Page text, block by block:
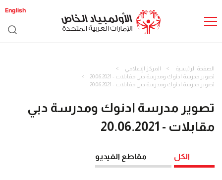
English
الصفحة الرئيسية
المركز الإعلامي
تصوير مدرسة ادنوك ومدرسة دبي مقابلات - 20.06.2021
تصوير مدرسة ادنوك ومدرسة دبي مقابلات - 20.06.2021
تصوير مدرسة ادنوك ومدرسة دبي
مقابلات - 20.06.2021
الكل مقاطع الفيديو